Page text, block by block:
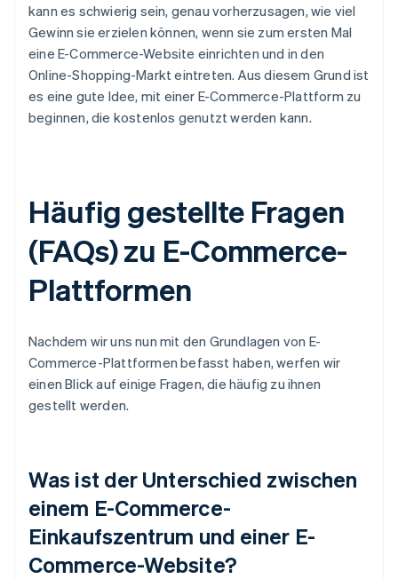
kann es schwierig sein, genau vorherzusagen, wie viel
Gewinn sie erzielen können, wenn sie zum ersten Mal
eine E-Commerce-Website einrichten und in den
Online-Shopping-Markt eintreten. Aus diesem Grund ist
es eine gute Idee, mit einer E-Commerce-Plattform zu
beginnen, die kostenlos genutzt werden kann.
Häufig gestellte Fragen
(FAQs) zu E-Commerce-
Plattformen
Nachdem wir uns nun mit den Grundlagen von E-
Commerce-Plattformen befasst haben, werfen wir
einen Blick auf einige Fragen, die häufig zu ihnen
gestellt werden.
Was ist der Unterschied zwischen
einem E-Commerce-
Einkaufszentrum und einer E-
Commerce-Website?